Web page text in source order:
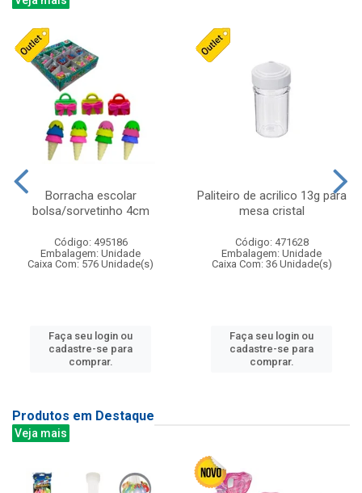
Borracha escolar
bolsa/sorvetinho 4cm
Código: 495186
Embalagem: Unidade
Caixa Com: 576 Unidade(s)
Faça seu login ou
cadastre-se para
comprar.
Paliteiro de acrilico 13g para
mesa cristal
Código: 471628
Embalagem: Unidade
Caixa Com: 36 Unidade(s)
Faça seu login ou
cadastre-se para
comprar.
Produtos em Destaque
Veja mais